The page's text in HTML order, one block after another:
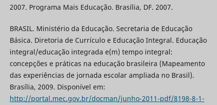
2007. Programa Mais Educação. Brasília, DF. 2007.
BRASIL. Ministério da Educação. Secretaria de Educação
Básica. Diretoria de Currículo e Educação Integral. Educação
integral/educação integrada e(m) tempo integral:
concepções e práticas na educação brasileira (Mapeamento
das experiências de jornada escolar ampliada no Brasil).
Brasília, 2009. Disponível em:
http://portal.mec.gov.br/docman/junho-2011-pdf/8198-8-1-